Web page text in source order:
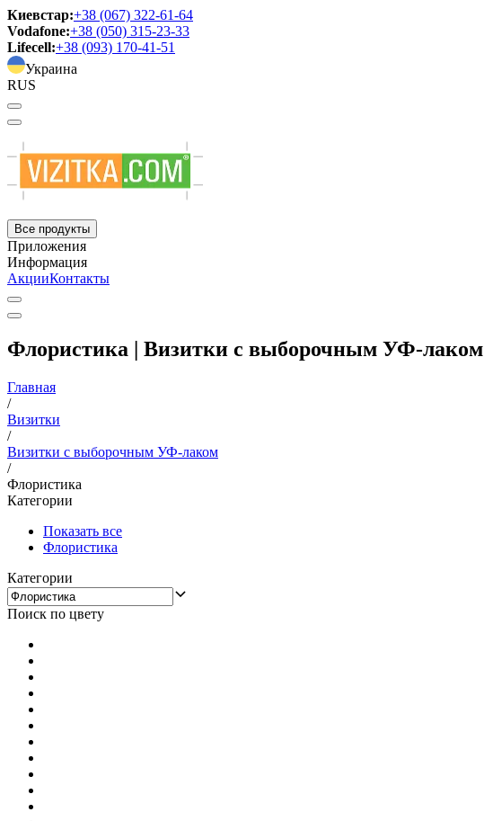
Киевстар:+38 (067) 322-61-64
Vodafone:+38 (050) 315-23-33
Lifecell:+38 (093) 170-41-51
Украина
RUS
Все продукты
Приложения
Информация
АкцииКонтакты
Флористика | Визитки с выборочным УФ-лаком
Главная
/
Визитки
/
Визитки с выборочным УФ-лаком
/
Флористика
Категории
Показать все
Флористика
Категории
Поиск по цвету